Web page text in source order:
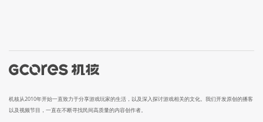
机核从2010年开始一直致力于分享游戏玩家的生活，以及深入探讨游戏相关的文化。我们开发原创的播客
以及视频节目，一直在不断寻找民间高质量的内容创作者。